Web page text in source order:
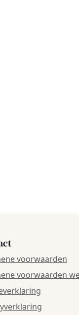
voorwaarden
voorwaarden